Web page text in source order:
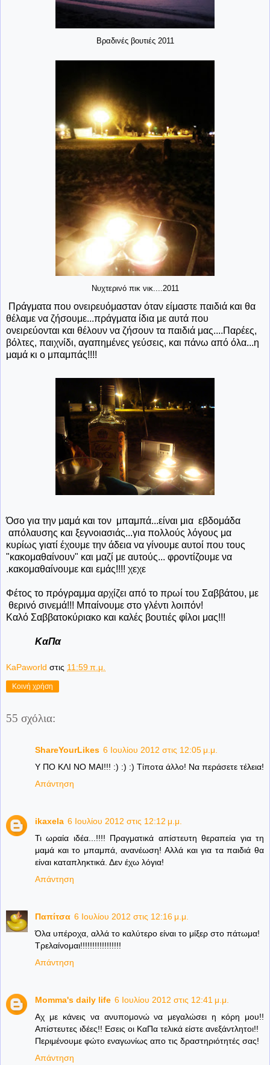
Βραδινές βουτιές 2011
Νυχτερινό πικ νικ....2011
Πράγματα που ονειρευόμασταν όταν είμαστε παιδιά και θα
θέλαμε να ζήσουμε...πράγματα ίδια με αυτά που
ονειρεύονται και θέλουν να ζήσουν τα παιδιά μας....Παρέες,
βόλτες, παιχνίδι, αγαπημένες γεύσεις, και πάνω από όλα...η
μαμά κι ο μπαμπάς!!!!
Όσο για την μαμά και τον μπαμπά...είναι μια εβδομάδα
απόλαυσης και ξεγνοιασιάς...για πολλούς λόγους μα
κυρίως γιατί έχουμε την άδεια να γίνουμε αυτοί που τους
"κακομαθαίνουν" και μαζί με αυτούς... φροντίζουμε να
.κακομαθαίνουμε και εμάς!!!! χεχε
Φέτος το πρόγραμμα αρχίζει από το πρωί του Σαββάτου, με
θερινό σινεμά!!! Μπαίνουμε στο γλέντι λοιπόν!
Καλό Σαββατοκύριακο και καλές βουτιές φίλοι μας!!!
ΚαΠα
KaPaworld στις 11:59 π.μ.
Κοινή χρήση
55 σχόλια:
ShareYourLikes 6 Ιουλίου 2012 στις 12:05 μ.μ.
Υ ΠΟ ΚΛΙ ΝΟ ΜΑΙ!!! :) :) :) Τίποτα άλλο! Να περάσετε τέλεια!
Απάντηση
ikaxela 6 Ιουλίου 2012 στις 12:12 μ.μ.
Τι ωραία ιδέα...!!!! Πραγματικά απίστευτη θεραπεία για τη
μαμά και το μπαμπά, ανανέωση! Αλλά και για τα παιδιά θα
είναι καταπληκτικά. Δεν έχω λόγια!
Απάντηση
Παπίτσα 6 Ιουλίου 2012 στις 12:16 μ.μ.
Όλα υπέροχα, αλλά το καλύτερο είναι το μίξερ στο πάτωμα!
Τρελαίνομαι!!!!!!!!!!!!!!!!!
Απάντηση
Momma's daily life 6 Ιουλίου 2012 στις 12:41 μ.μ.
Αχ με κάνεις να ανυπομονώ να μεγαλώσει η κόρη μου!!
Απίστευτες ιδέες!! Εσεις οι ΚαΠα τελικά είστε ανεξάντλητοι!!
Περιμένουμε φώτο εναγωνίως απο τις δραστηριότητές σας!
Απάντηση